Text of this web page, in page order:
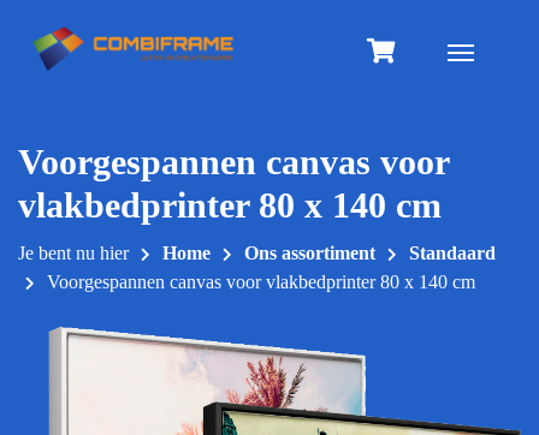
naar
Toggle
Voorgespannen canvas voor
vlakbedprinter 80 x 140 cm
Je bent nu hier Home Ons assortiment
Standaard
Voorgespannen canvas voor vlakbedprinter 80 x 140 cm